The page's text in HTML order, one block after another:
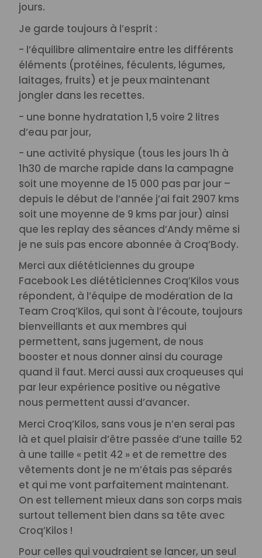
jours.
Je garde toujours à l’esprit :
- l’équilibre alimentaire entre les différents
éléments (protéines, féculents, légumes,
laitages, fruits) et je peux maintenant
jongler dans les recettes.
- une bonne hydratation 1,5 voire 2 litres
d’eau par jour,
- une activité physique (tous les jours 1h à
1h30 de marche rapide dans la campagne
soit une moyenne de 15 000 pas par jour –
depuis le début de l’année j’ai fait 2907 kms
soit une moyenne de 9 kms par jour) ainsi
que les replay des séances d’Andy même si
je ne suis pas encore abonnée à Croq’Body.
Merci aux diététiciennes du groupe
Facebook Les diététiciennes Croq’Kilos vous
répondent, à l’équipe de modération de la
Team Croq’Kilos, qui sont à l’écoute, toujours
bienveillants et aux membres qui
permettent, sans jugement, de nous
booster et nous donner ainsi du courage
quand il faut. Merci aussi aux croqueuses qui
par leur expérience positive ou négative
nous permettent aussi d’avancer.
Merci Croq’Kilos, sans vous je n’en serai pas
là et quel plaisir d’être passée d’une taille 52
à une taille « petit 42 » et de remettre des
vêtements dont je ne m’étais pas séparés
et qui me vont parfaitement maintenant.
On est tellement mieux dans son corps mais
surtout tellement bien dans sa tête avec
Croq’Kilos !
Pour celles qui voudraient se lancer, un seul